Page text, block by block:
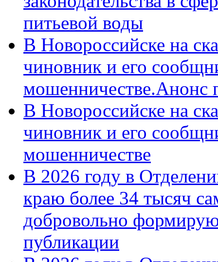
питьевой воды
В Новороссийске на
чиновник и его
мошенничестве.Анонс
В Новороссийске на
чиновник и его
мошенничестве
В 2026 году в
краю более 34 тысяч
добровольно
публикации